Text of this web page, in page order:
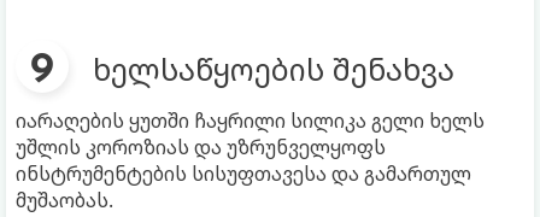
ხელსაწყოების შენახვა
იარაღების ყუთში ჩაყრილი სილიკა გელი ხელს
უშლის კოროზიას და უზრუნველყოფს
ინსტრუმენტების სისუფთავესა და გამართულ
მუშაობას.